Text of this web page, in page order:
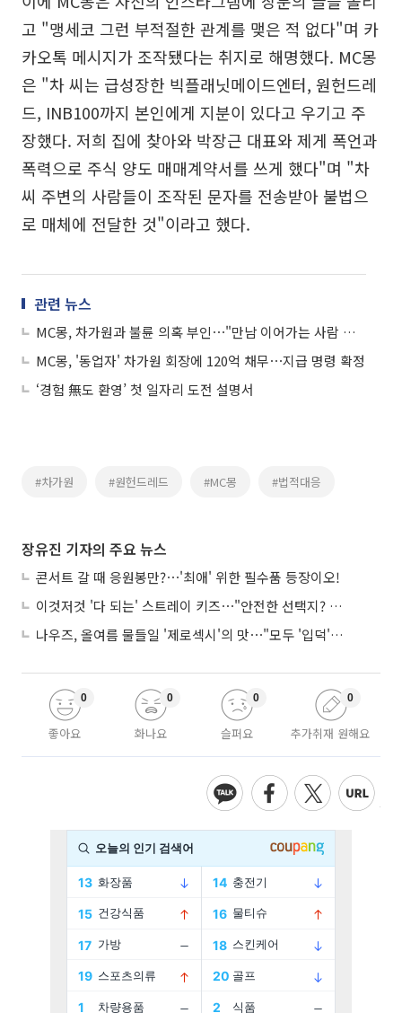
고 "맹세코 그런 부적절한 관계를 맺은 적 없다"며 카
카오톡 메시지가 조작됐다는 취지로 해명했다. MC몽
은 "차 씨는 급성장한 빅플래닛메이드엔터, 원헌드레
드, INB100까지 본인에게 지분이 있다고 우기고 주
장했다. 저희 집에 찾아와 박장근 대표와 제게 폭언과
폭력으로 주식 양도 매매계약서를 쓰게 했다"며 "차
씨 주변의 사람들이 조작된 문자를 전송받아 불법으
로 매체에 전달한 것"이라고 했다.
관련 뉴스
MC몽, 차가원과 불륜 의혹 부인⋯"만남 이어가는 사람 있다"
MC몽, '동업자' 차가원 회장에 120억 채무⋯지급 명령 확정
‘경험 無도 환영’ 첫 일자리 도전 설명서
#차가원 #원헌드레드 #MC몽 #법적대응
장유진 기자의 주요 뉴스
콘서트 갈 때 응원봉만?⋯'최애' 위한 필수품 등장이오!
이것저것 '다 되는' 스트레이 키즈⋯"안전한 선택지? 도전이 재밌죠"
나우즈, 올여름 물들일 '제로섹시'의 맛⋯"모두 '입덕'시킬 것"
좋아요
0
화나요
0
슬퍼요
0
추가취재 원해요
0